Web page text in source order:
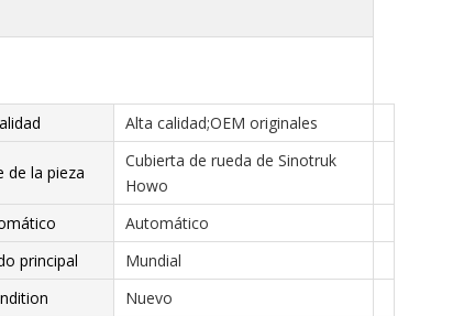
Alta calidad;OEM originales
de la pieza
Cubierta de rueda de Sinotruk
Howo
Automático
principal
Mundial
Nuevo